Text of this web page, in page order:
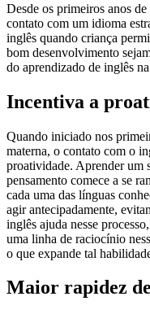
Desde os primeiros anos
contato com um idioma
inglês quando criança
bom desenvolvimento
do aprendizado de inglês
Incentiva a
Quando iniciado nos
materna, o contato com o
proatividade. Aprender um
pensamento comece a se
cada uma das línguas
agir antecipadamente,
inglês ajuda nesse
uma linha de raciocínio
o que expande tal
Maior rapidez